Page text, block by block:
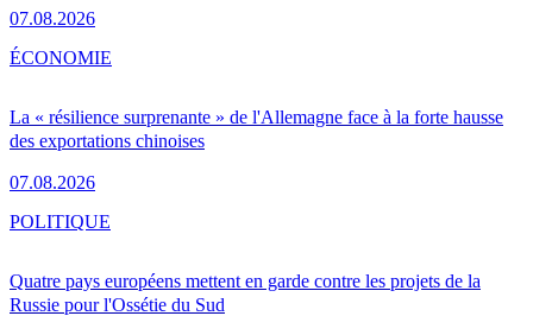
07.08.2026
La « résilience surprenante » de l'Allemagne face à la forte hausse
des exportations chinoises
07.08.2026
ÉCONOMIE
Quatre pays européens mettent en garde contre les projets de la
Russie pour l'Ossétie du Sud
POLITIQUE